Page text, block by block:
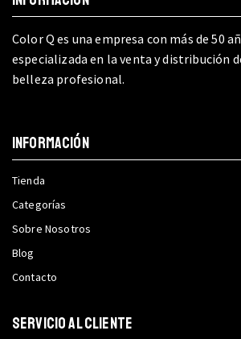
Color Q es una empresa con más de 50
especializada en la venta y distribución
belleza profesional.
INFORMACIÓN
Tienda
Categorías
Sobre Nosotros
Blog
Contacto
SERVICIO AL CLIENTE